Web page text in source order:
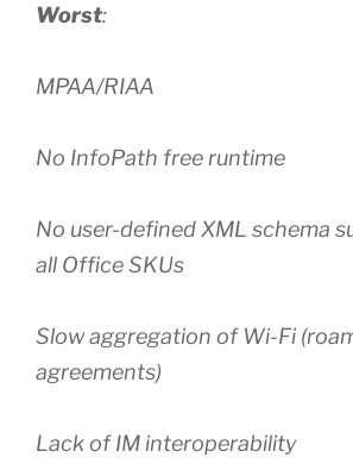
Worst:
MPAA/RIAA
No InfoPath free runtime
No user-defined XML schema
all Office SKUs
Slow aggregation of Wi-Fi
agreements)
Lack of IM interoperability